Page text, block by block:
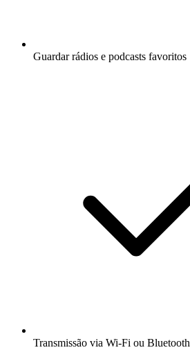
Guardar rádios e podcasts favoritos
Transmissão via Wi-Fi ou Bluetooth